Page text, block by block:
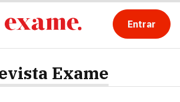
Entrar
Exame